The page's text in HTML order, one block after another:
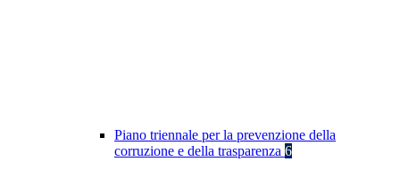
Piano triennale per la prevenzione della
corruzione e della trasparenza 6